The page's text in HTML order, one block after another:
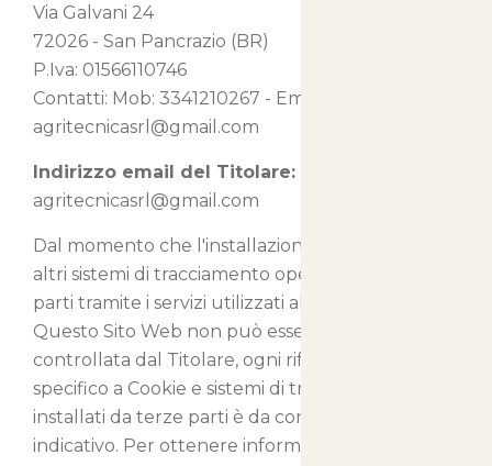
Via Galvani 24
72026 - San Pancrazio (BR)
P.Iva: 01566110746
Contatti: Mob: 3341210267 - Email:
agritecnicasrl@gmail.com
Indirizzo email del Titolare:
agritecnicasrl@gmail.com
Dal momento che l'installazione di Cookie e di
altri sistemi di tracciamento operata da terze
parti tramite i servizi utilizzati all'interno di
Questo Sito Web non può essere tecnicamente
controllata dal Titolare, ogni riferimento
specifico a Cookie e sistemi di tracciamento
installati da terze parti è da considerarsi
indicativo. Per ottenere informazioni complete,